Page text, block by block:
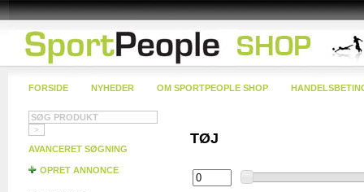
FORSIDE NYHEDER OM SPORTPEOPLE SHOP
AVANCERET SØGNING
OPRET ANNONCE
TØJ